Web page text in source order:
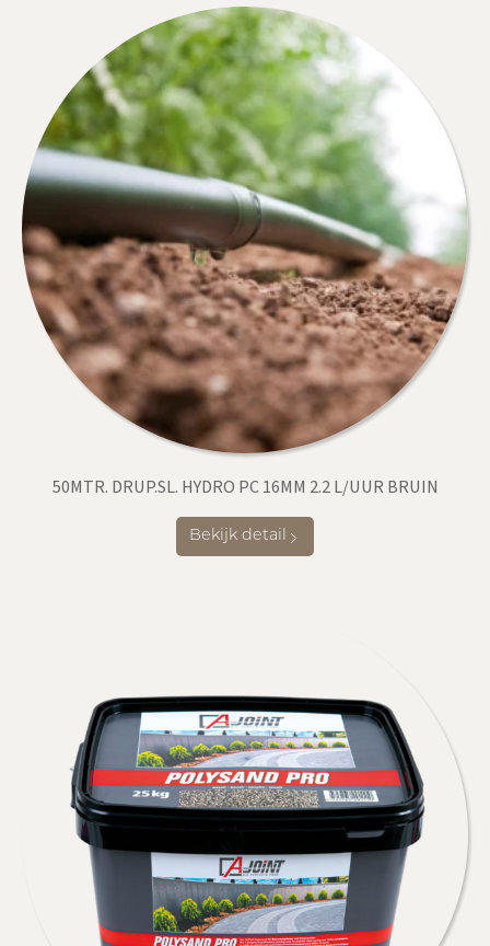
50MTR. DRUP.SL. HYDRO PC 16MM 2.2 L/UUR BRUIN
Bekijk detail